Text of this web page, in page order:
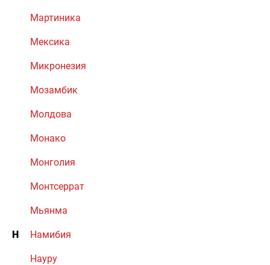
Мартиника
Мексика
Микронезия
Мозамбик
Молдова
Монако
Монголия
Монтсеррат
Мьянма
Н Намибия
Науру